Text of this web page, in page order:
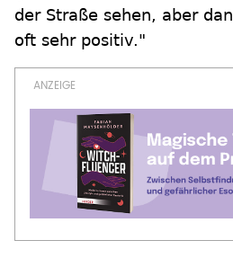
der Straße sehen, aber
oft sehr positiv."